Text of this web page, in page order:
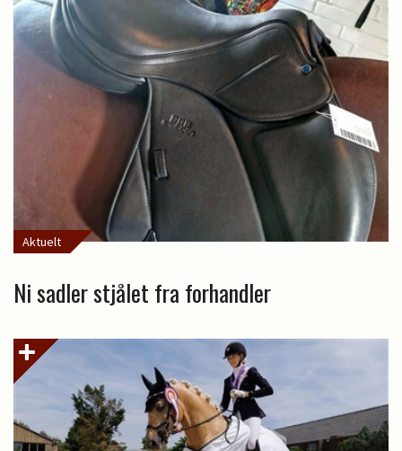
Aktuelt
Ni sadler stjålet fra forhandler